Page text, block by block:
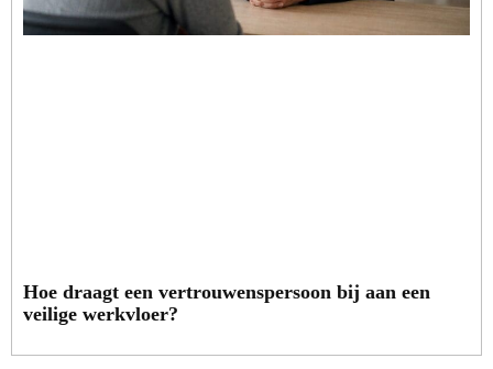
Hoe draagt een vertrouwenspersoon bij aan een
veilige werkvloer?